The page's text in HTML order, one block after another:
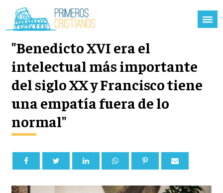
"Benedicto XVI era el
intelectual más importante
del siglo XX y Francisco tiene
una empatía fuera de lo
normal"